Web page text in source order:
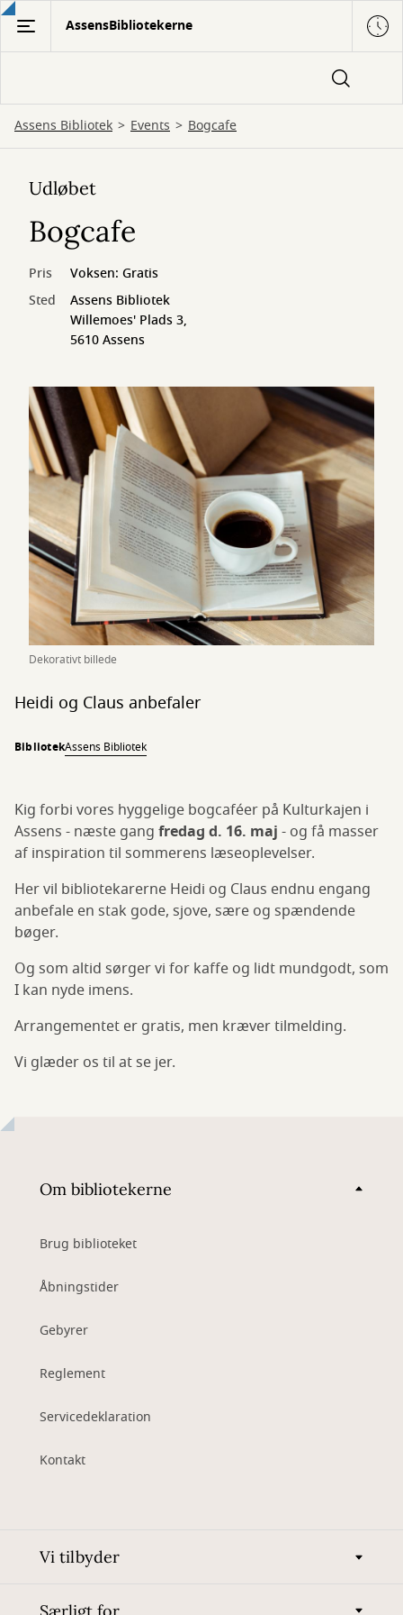
Gå
hovedindhold
AssensBibliotekerne
Assens Bibliotek Events Bogcafe
Dekorativt billede
Udløbet
Bogcafe
Pris
Voksen: Gratis
Sted
Assens Bibliotek
Willemoes' Plads 3,
5610 Assens
Heidi og Claus anbefaler
BibliotekAssens Bibliotek
Kig forbi vores hyggelige bogcaféer på Kulturkajen i
Assens - næste gang fredag d. 16. maj - og få masser
af inspiration til sommerens læseoplevelser.
Her vil bibliotekarerne Heidi og Claus endnu engang
anbefale en stak gode, sjove, sære og spændende
bøger.
Og som altid sørger vi for kaffe og lidt mundgodt, som
I kan nyde imens.
Arrangementet er gratis, men kræver tilmelding.
Vi glæder os til at se jer.
Om bibliotekerne
Brug biblioteket
Åbningstider
Gebyrer
Reglement
Servicedeklaration
Kontakt
Vi tilbyder
Særligt for